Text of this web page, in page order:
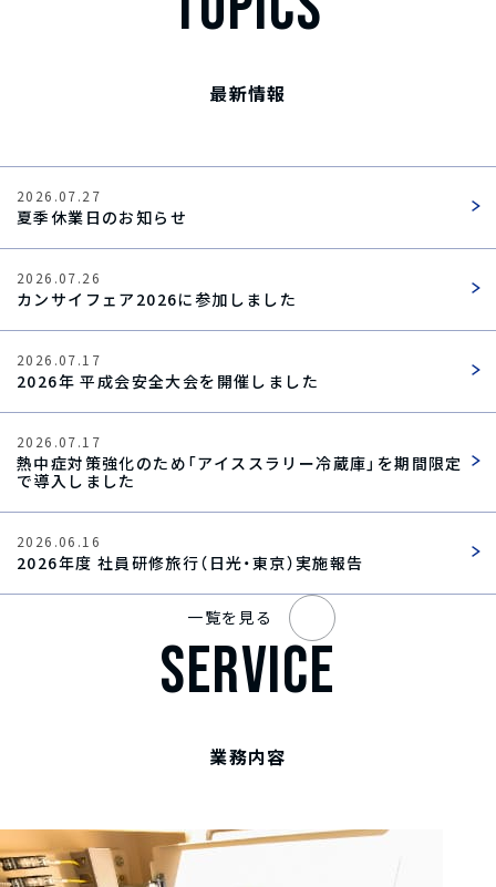
最新情報
2026.07.27
夏季休業日のお知らせ
2026.07.26
カンサイフェア2026に参加しました
2026.07.17
2026年 平成会安全大会を開催しました
2026.07.17
熱中症対策強化のため「アイススラリー冷蔵庫」を期間限定
で導入しました
2026.06.16
2026年度 社員研修旅行（日光・東京）実施報告
一覧を見る
SERVICE
業務内容